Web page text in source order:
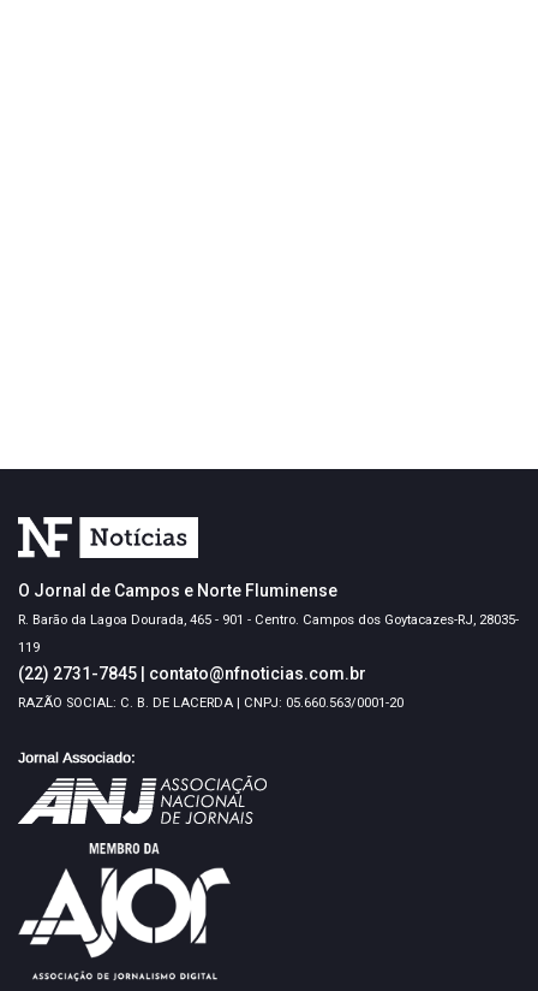
O Jornal de Campos e Norte Fluminense
R. Barão da Lagoa Dourada, 465 - 901 - Centro. Campos dos Goytacazes-RJ, 28035-
119
(22) 2731-7845 contato@nfnoticias.com.br
RAZÃO SOCIAL: C. B. DE LACERDA | CNPJ: 05.660.563/0001-20